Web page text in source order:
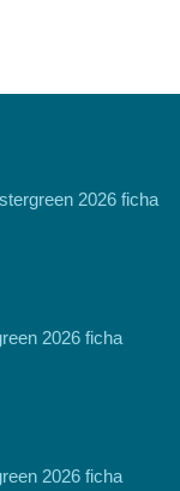
2026 ficha
2026 ficha
2026 ficha